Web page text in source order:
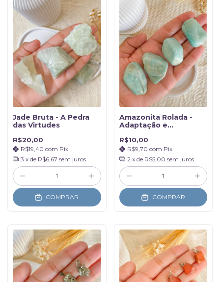
Jade Bruta - A Pedra
das Virtudes
R$20,00
R$19,40 com Pix
3 x de R$6,67 sem juros
COMPRAR
Amazonita Rolada -
Adaptação e
R$10,00
R$9,70 com Pix
2 x de R$5,00 sem juros
COMPRAR